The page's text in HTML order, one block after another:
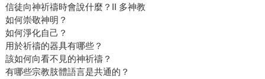
信徒向神祈禱時會說什麼？II 多神教
如何崇敬神明？
如何淨化自己？
用於祈禱的器具有哪些？
該如何向看不見的神祈禱？
有哪些宗教肢體語言是共通的？